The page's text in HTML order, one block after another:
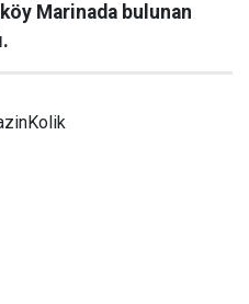
Marinada bulunan